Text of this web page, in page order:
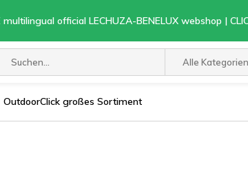
Alle Kategorien
multilingual official LECHUZA-BENELUX webshop |
OutdoorClick großes Sortiment